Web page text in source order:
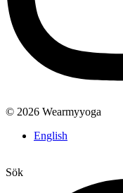
© 2026 Wearmyyoga
English
Sök